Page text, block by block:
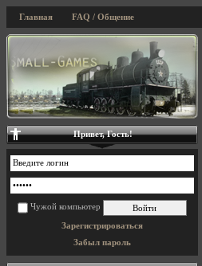
Главная FAQ / Общение
Привет, Гость!
Чужой компьютер
Зарегистрироваться
Забыл пароль